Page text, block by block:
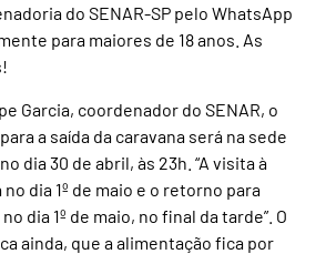
do SENAR-SP pelo WhatsApp
para maiores de 18 anos. As
Garcia, coordenador do SENAR, o
a saída da caravana será na sede
dia 30 de abril, às 23h. “A visita à
dia 1º de maio e o retorno para
dia 1º de maio, no final da tarde”. O
ainda, que a alimentação fica por